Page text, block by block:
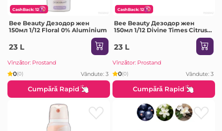
CashBack: 12
Bee Beauty Дезодор жен
150мл 1/12 Floral 0% Aluminium
23 L
Vînzător: Prostand
0(0) Vândute: 3
Cumpără Rapid
CashBack: 12
Bee Beauty Дезодор жен
150мл 1/12 Divine Times Citrus
23 L
Vînzător: Prostand
0(0) Vândute: 3
Cumpără Rapid